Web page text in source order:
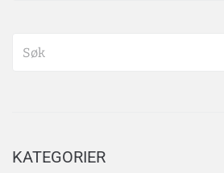
KATEGORIER